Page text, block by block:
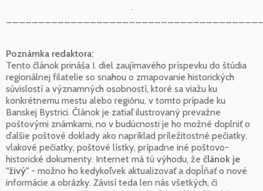
.
Poznámka redaktora:
Tento článok prináša I. diel zaujímavého príspevku do štúdia
regionálnej filatelie so snahou o zmapovanie historických
súvislostí a významných osobností, ktoré sa viažu ku
konkrétnemu mestu alebo regiónu, v tomto prípade ku
Banskej Bystrici. Článok je zatiaľ ilustrovaný prevažne
poštovými známkami, no v budúcnosti je ho možné doplniť o
ďalšie poštové doklady ako napríklad príležitostné pečiatky,
vlakové pečiatky, poštové lístky, prípadne iné poštovo-
historické dokumenty. Internet má tú výhodu, že článok je
"živý" - možno ho kedykoľvek aktualizovať a dopĺňať o nové
informácie a obrázky. Závisí teda len nás všetkých, či